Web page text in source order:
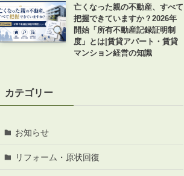
ABOUT私たちについて
企業理念
採用情報
亡くなった親の不動産、すべて
把握できていますか？2026年
開始「所有不動産記録証明制
度」とは|賃貸アパート・賃貸
マンション経営の知識
カテゴリー
お知らせ
リフォーム・原状回復